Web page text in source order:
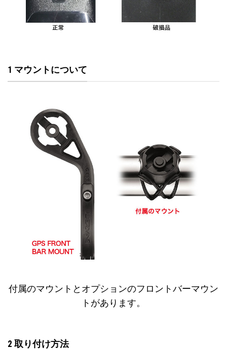
1 マウントについて
付属のマウントとオプションのフロントバーマウン
トがあります。
2 取り付け方法